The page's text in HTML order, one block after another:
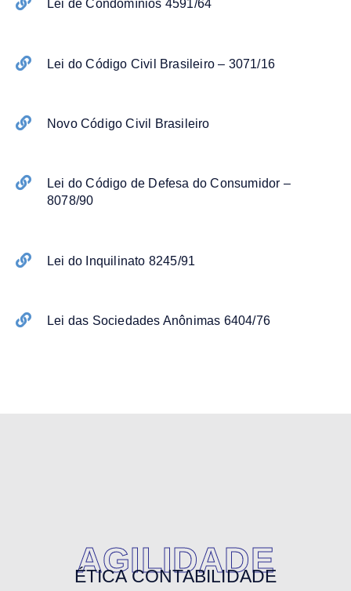
Lei de Condomínios 4591/64
Lei do Código Civil Brasileiro – 3071/16
Novo Código Civil Brasileiro
Lei do Código de Defesa do Consumidor –
8078/90
Lei do Inquilinato 8245/91
Lei das Sociedades Anônimas 6404/76
AGILIDADE
ÉTICA CONTABILIDADE